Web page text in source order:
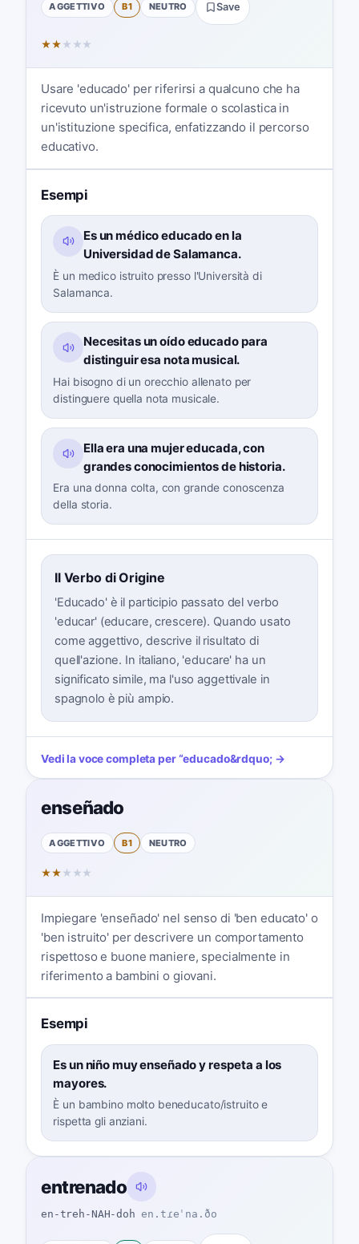
AGGETTIVO B1 NEUTRO Save
★★ ★ ★ ★
Usare 'educado' per riferirsi a qualcuno che ha
ricevuto un'istruzione formale o scolastica in
un'istituzione specifica, enfatizzando il percorso
educativo.
Esempi
Es un médico educado en la
Universidad de Salamanca.
È un medico istruito presso l'Università di
Salamanca.
Necesitas un oído educado para
distinguir esa nota musical.
Hai bisogno di un orecchio allenato per
distinguere quella nota musicale.
Ella era una mujer educada, con
grandes conocimientos de historia.
Era una donna colta, con grande conoscenza
della storia.
Il Verbo di Origine
'Educado' è il participio passato del verbo
'educar' (educare, crescere). Quando usato
come aggettivo, descrive il risultato di
quell'azione. In italiano, 'educare' ha un
significato simile, ma l'uso aggettivale in
spagnolo è più ampio.
Vedi la voce completa per“educado&rdquo; →
enseñado
AGGETTIVO B1 NEUTRO
★★ ★ ★ ★
Impiegare 'enseñado' nel senso di 'ben educato' o
'ben istruito' per descrivere un comportamento
rispettoso e buone maniere, specialmente in
riferimento a bambini o giovani.
Esempi
Es un niño muy enseñado y respeta a los
mayores.
È un bambino molto beneducato/istruito e
rispetta gli anziani.
entrenado
en-treh-NAH-doh en.tɾeˈna.ðo